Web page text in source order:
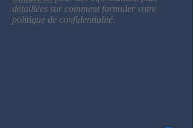
détaillées sur comment formuler votre
politique de confidentialité.